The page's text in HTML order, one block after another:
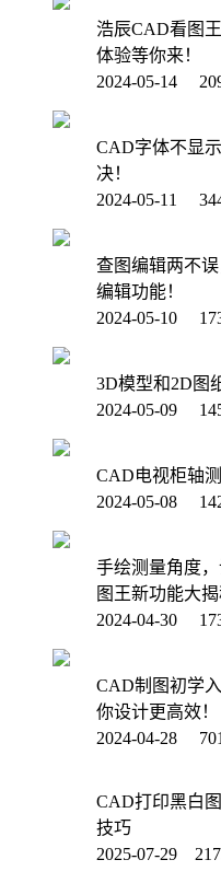
浩辰CAD看图
体验等你来！
2024-05-14
CAD字体不显
决！
2024-05-11
查图编辑两不
编辑功能！
2024-05-10
3D模型和2D图
2024-05-09
CAD电视柜轴
2024-05-08
手绘测量角度
图王新功能大
2024-04-30
CAD制图初学
你设计更高效！
2024-04-28
CAD打印黑白
技巧
2025-07-29